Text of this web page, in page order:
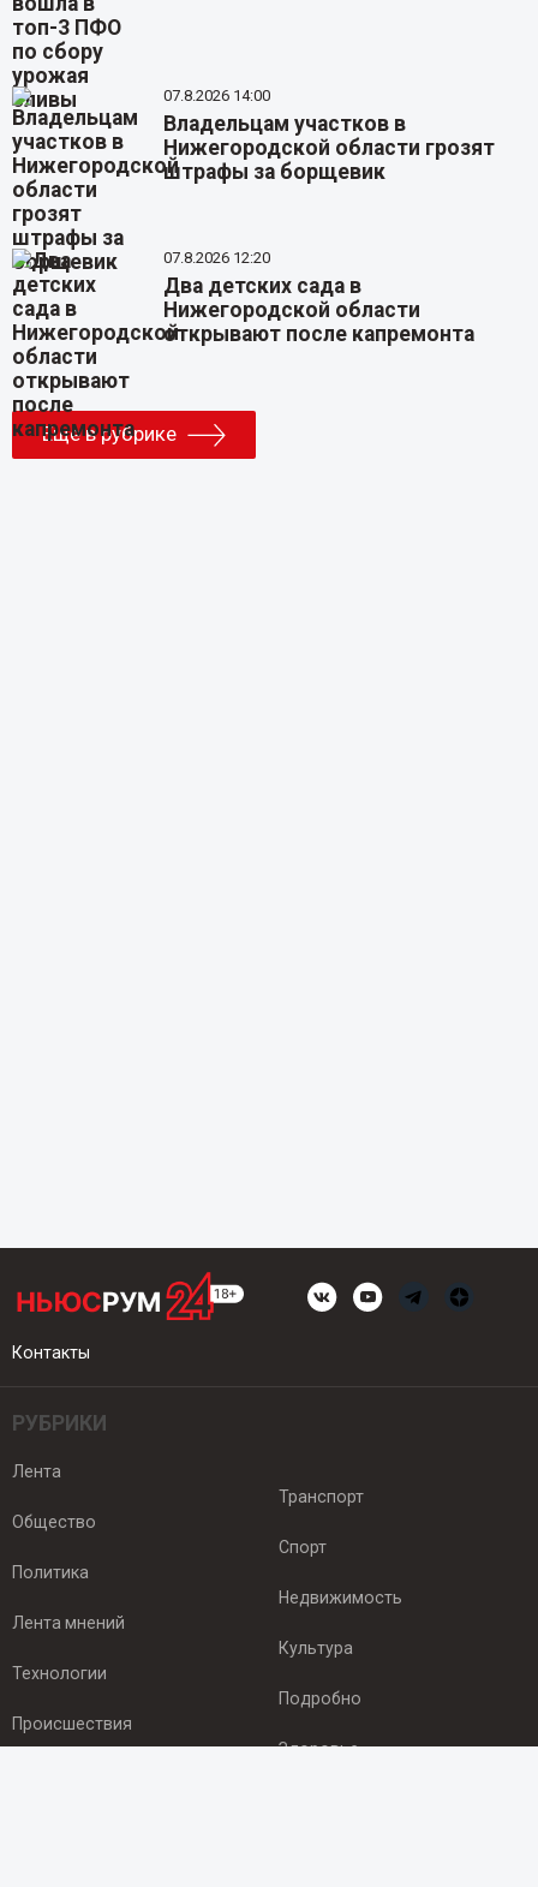
07.8.2026 14:00
Владельцам участков в
Нижегородской области грозят
штрафы за борщевик
07.8.2026 12:20
Два детских сада в
Нижегородской области
открывают после капремонта
Еще в рубрике
Контакты
РУБРИКИ
Лента
Общество
Политика
Лента мнений
Технологии
Происшествия
Транспорт
Спорт
Недвижимость
Культура
Подробно
Здоровье